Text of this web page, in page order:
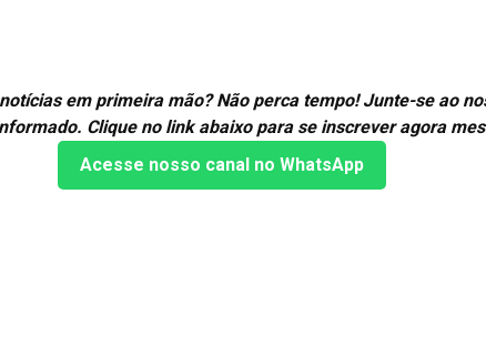
em primeira mão? Não perca tempo! Junte-se ao
Clique no link abaixo para se inscrever agora
Acesse nosso canal no WhatsApp